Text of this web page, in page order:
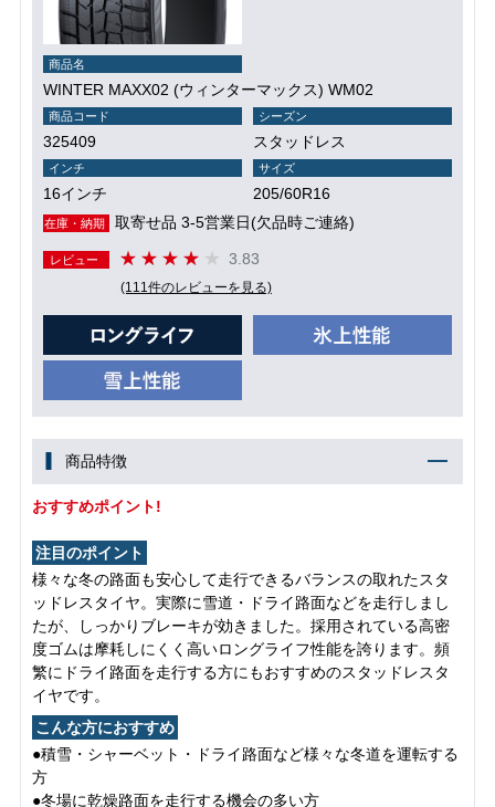
商品名
WINTER MAXX02 (ウィンターマックス) WM02
商品コード
325409
シーズン
スタッドレス
インチ
16インチ
サイズ
205/60R16
在庫・納期 取寄せ品 3-5営業日(欠品時ご連絡)
レビュー 3.83
(111件のレビューを見る)
商品特徴
おすすめポイント!
注目のポイント
様々な冬の路面も安心して走行できるバランスの取れたスタ
ッドレスタイヤ。実際に雪道・ドライ路面などを走行しまし
たが、しっかりブレーキが効きました。採用されている高密
度ゴムは摩耗しにくく高いロングライフ性能を誇ります。頻
繁にドライ路面を走行する方にもおすすめのスタッドレスタ
イヤです。
こんな方におすすめ
●積雪・シャーベット・ドライ路面など様々な冬道を運転する
方
●冬場に乾燥路面を走行する機会の多い方